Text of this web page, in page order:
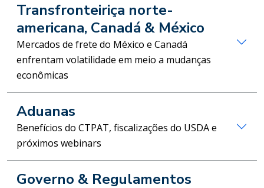
Transfronteiriça norte-
americana, Canadá & México
Mercados de frete do México e Canadá
enfrentam volatilidade em meio a mudanças
econômicas
Aduanas
Benefícios do CTPAT, fiscalizações do USDA e
próximos webinars
Governo & Regulamentos